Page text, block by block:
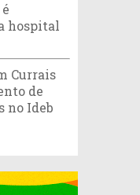
hospital
Currais
de
no Ideb